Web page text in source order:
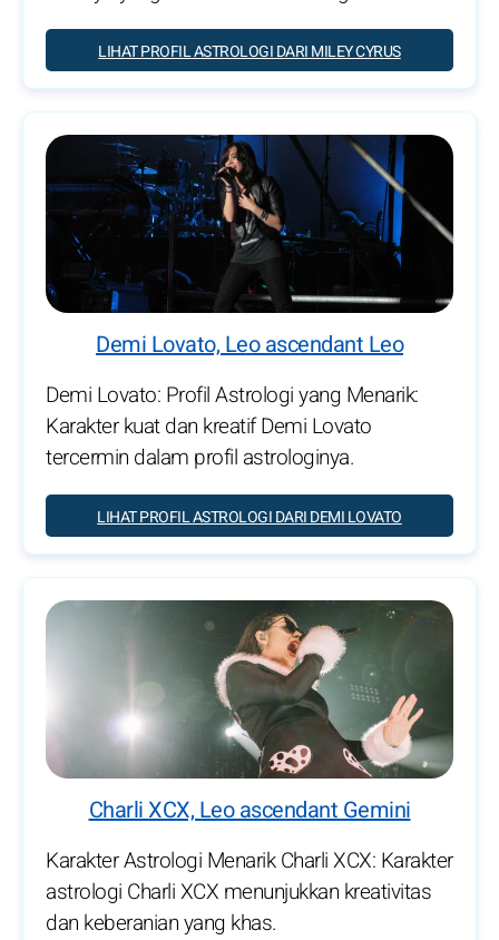
LIHAT PROFIL ASTROLOGI DARI MILEY CYRUS
Demi Lovato, Leo ascendant Leo
Demi Lovato: Profil Astrologi yang Menarik:
Karakter kuat dan kreatif Demi Lovato
tercermin dalam profil astrologinya.
LIHAT PROFIL ASTROLOGI DARI DEMI LOVATO
Charli XCX, Leo ascendant Gemini
Karakter Astrologi Menarik Charli XCX: Karakter
astrologi Charli XCX menunjukkan kreativitas
dan keberanian yang khas.